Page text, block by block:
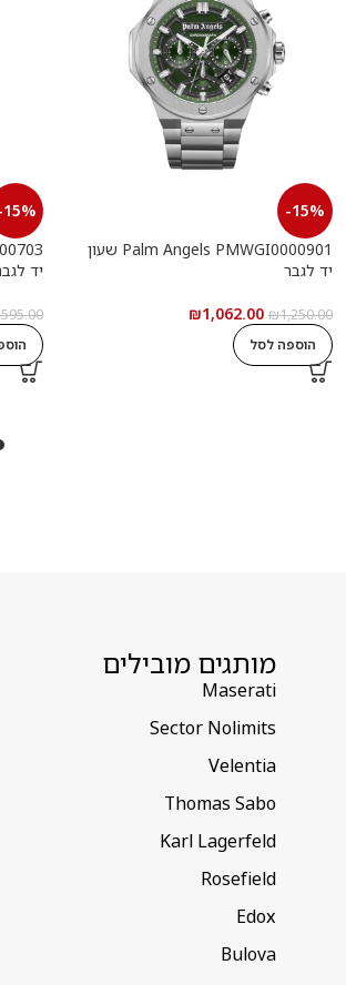
-15%
Palm Angels PMWGI0000901 שעון
יד לגבר
₪1,250.00
₪1,062.00
הוספה לסל
יד
מותגים מובילים
Maserati
Sector Nolimits
Velentia
Thomas Sabo
Karl Lagerfeld
Rosefield
Edox
Bulova